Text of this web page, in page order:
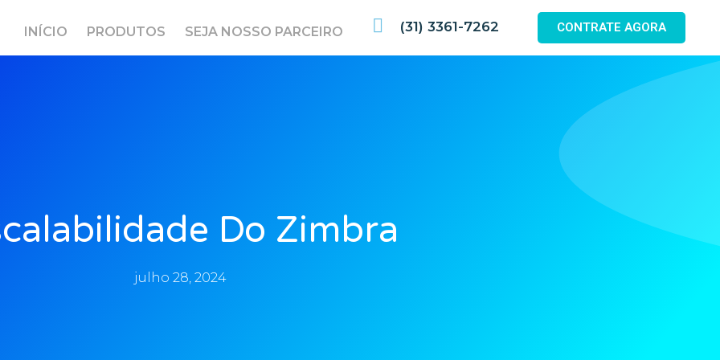
INÍCIO PRODUTOS SEJA NOSSO PARCEIRO (31) 3361-7262 CONTRATE AGORA
Do Zimbra
julho 28, 2024